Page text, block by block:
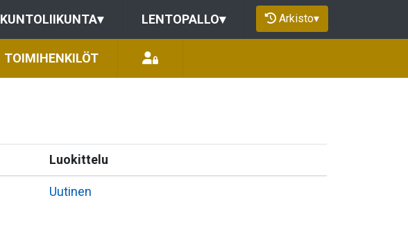
KUNTOLIIKUNTA▾ LENTOPALLO▾ Arkisto▾
TOIMIHENKILÖT
Luokittelu
Uutinen